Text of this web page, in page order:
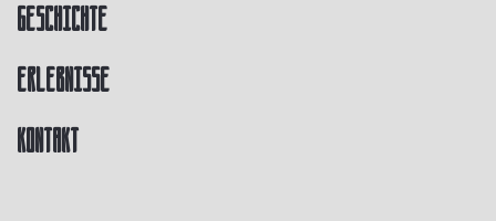
Geschichte
Erlebnisse
Kontakt